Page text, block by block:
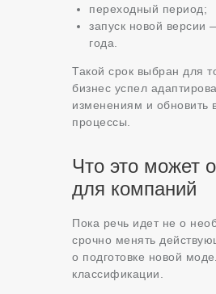
переходный период;
запуск новой версии
года.
Такой срок выбран для
бизнес успел
изменениям и обновить
процессы.
Что это может
для компаний
Пока речь идет не о
срочно менять
о подготовке новой
классификации.